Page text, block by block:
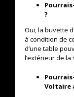
?
Oui, la buvette
à condition de
d’une table
l’extérieur de la
Voltaire